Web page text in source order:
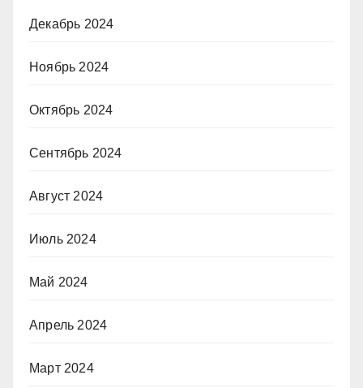
Декабрь 2024
Ноябрь 2024
Октябрь 2024
Сентябрь 2024
Август 2024
Июль 2024
Май 2024
Апрель 2024
Март 2024